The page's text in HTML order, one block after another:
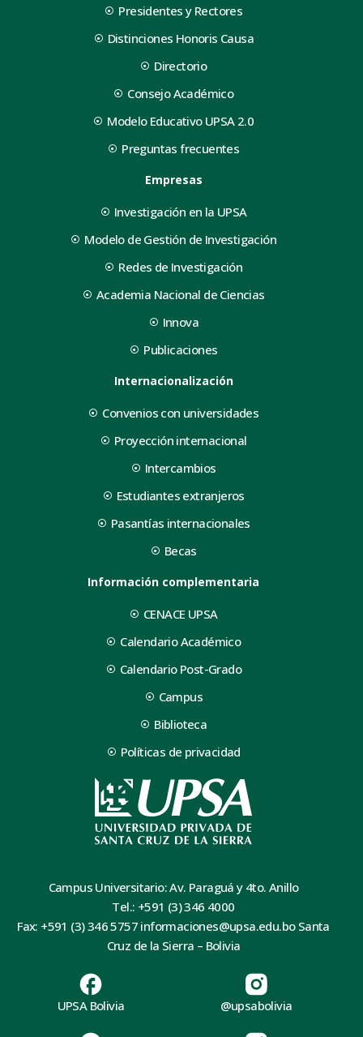
Presidentes y Rectores
Distinciones Honoris Causa
Directorio
Consejo Académico
Modelo Educativo UPSA 2.0
Preguntas frecuentes
Empresas
Investigación en la UPSA
Modelo de Gestión de Investigación
Redes de Investigación
Academia Nacional de Ciencias
Innova
Publicaciones
Internacionalización
Convenios con universidades
Proyección internacional
Intercambios
Estudiantes extranjeros
Pasantías internacionales
Becas
Información complementaria
CENACE UPSA
Calendario Académico
Calendario Post-Grado
Campus
Biblioteca
Políticas de privacidad
Campus Universitario: Av. Paraguá y 4to. Anillo
Tel.: +591 (3) 346 4000
Fax: +591 (3) 346 5757 informaciones@upsa.edu.bo Santa
Cruz de la Sierra – Bolivia
UPSA Bolivia @upsabolivia